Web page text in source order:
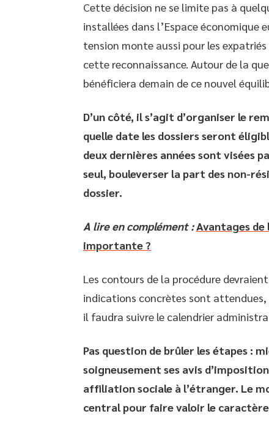
Cette décision ne se limite pas à
installées dans l’Espace économique
tension monte aussi pour les
cette reconnaissance. Autour de la
bénéficiera demain de ce nouvel
D’un côté, il s’agit d’organiser le
quelle date les dossiers seront
deux dernières années sont visées
seul, bouleverser la part des non-
dossier.
A lire en complément :Avantages
importante ?
Les contours de la procédure
indications concrètes sont
il faudra suivre le calendrier
Pas question de brûler les étapes :
soigneusement ses avis
affiliation sociale à l’étranger. Le
central pour faire valoir le caractère